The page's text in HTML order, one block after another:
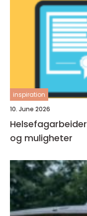
inspiration
10. June 2026
Helsefagarbeider et trygt yrke med mening
og muligheter